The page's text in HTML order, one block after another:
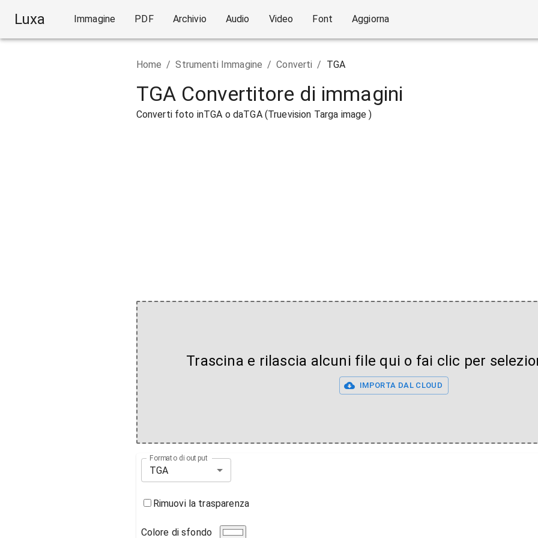
Luxa Immagine PDF Archivio Audio Video Font Aggiorna
Home / Strumenti Immagine / Converti / TGA
TGA Convertitore di immagini
Converti foto inTGA o daTGA (Truevision Targa image )
Trascina e rilascia alcuni file qui o fai clic per
IMPORTA DAL CLOUD
Formato di output
TGA
Rimuovi la trasparenza
Colore di sfondo